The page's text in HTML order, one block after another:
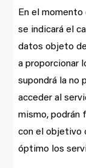
En el
se indicará el
datos objeto
a proporcionar
supondrá la no
acceder al
mismo, podrán
con el objetivo
óptimo los